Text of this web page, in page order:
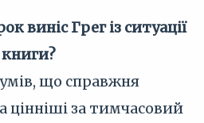
виніс Грег із ситуації
книги?
що справжня
цінніші за тимчасовий